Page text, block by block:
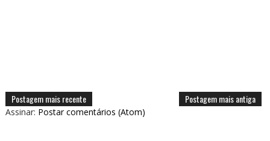
Postagem mais recente Postagem mais antiga
Assinar: Postar comentários (Atom)